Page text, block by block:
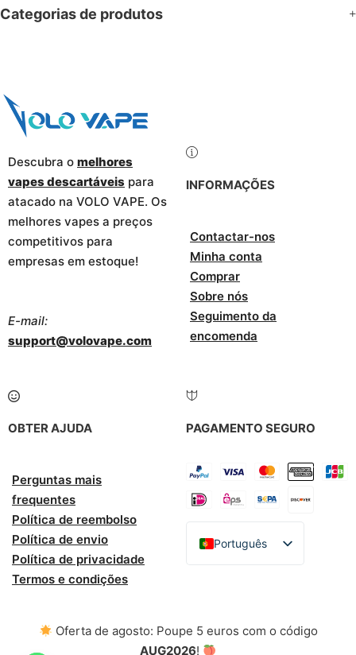
Categorias de produtos
Descubra o melhores
vapes descartáveis para
atacado na VOLO VAPE. Os
melhores vapes a preços
competitivos para
empresas em estoque!
E-mail:
support@volovape.com
INFORMAÇÕES
Contactar-nos
Minha conta
Comprar
Sobre nós
Seguimento da
encomenda
OBTER AJUDA
Perguntas mais
frequentes
Política de reembolso
Política de envio
Política de privacidade
Termos e condições
PAGAMENTO SEGURO
Português
English
Deutsch
Oferta de agosto: Poupe 5 euros com o código
AUG2026!